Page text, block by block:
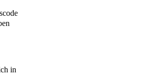
in